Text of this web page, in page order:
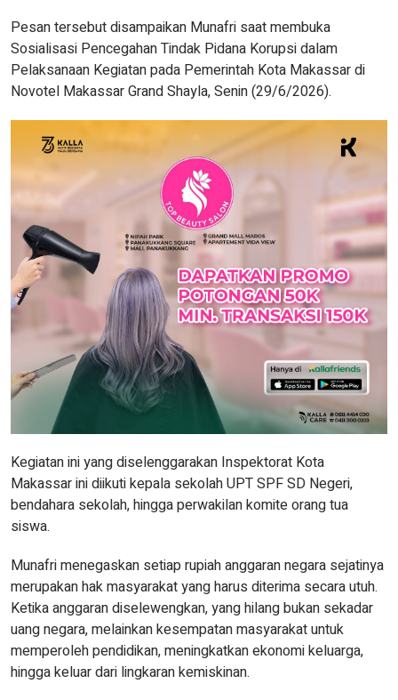
Pesan tersebut disampaikan Munafri saat membuka
Sosialisasi Pencegahan Tindak Pidana Korupsi dalam
Pelaksanaan Kegiatan pada Pemerintah Kota Makassar di
Novotel Makassar Grand Shayla, Senin (29/6/2026).
Kegiatan ini yang diselenggarakan Inspektorat Kota
Makassar ini diikuti kepala sekolah UPT SPF SD Negeri,
bendahara sekolah, hingga perwakilan komite orang tua
siswa.
Munafri menegaskan setiap rupiah anggaran negara sejatinya
merupakan hak masyarakat yang harus diterima secara utuh.
Ketika anggaran diselewengkan, yang hilang bukan sekadar
uang negara, melainkan kesempatan masyarakat untuk
memperoleh pendidikan, meningkatkan ekonomi keluarga,
hingga keluar dari lingkaran kemiskinan.